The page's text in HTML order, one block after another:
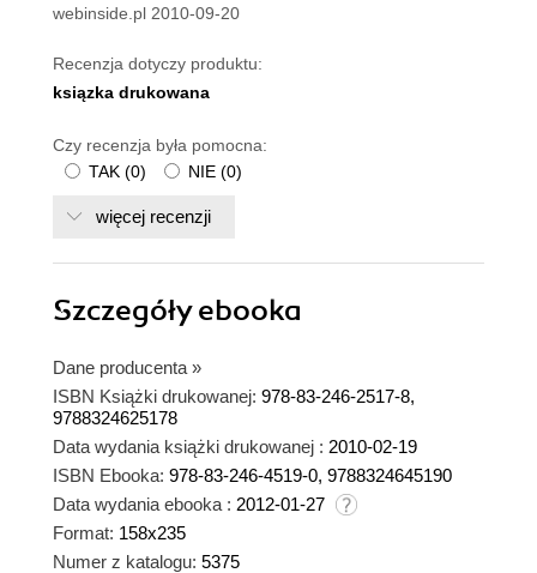
webinside.pl 2010-09-20
Recenzja dotyczy produktu:
ksiązka drukowana
Czy recenzja była pomocna:
TAK (0) NIE (0)
więcej recenzji
Szczegółyebooka
Dane producenta »
ISBN Książki drukowanej: 978-83-246-2517-8,
9788324625178
Data wydania książki drukowanej : 2010-02-19
ISBN Ebooka: 978-83-246-4519-0, 9788324645190
Data wydania ebooka : 2012-01-27
Format: 158x235
Numer z katalogu: 5375